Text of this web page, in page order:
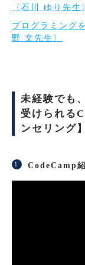
〈石川 ゆり先生
プログラミング
野 文先生〉
未経験でも
受けられる
ンセリング
CodeCamp